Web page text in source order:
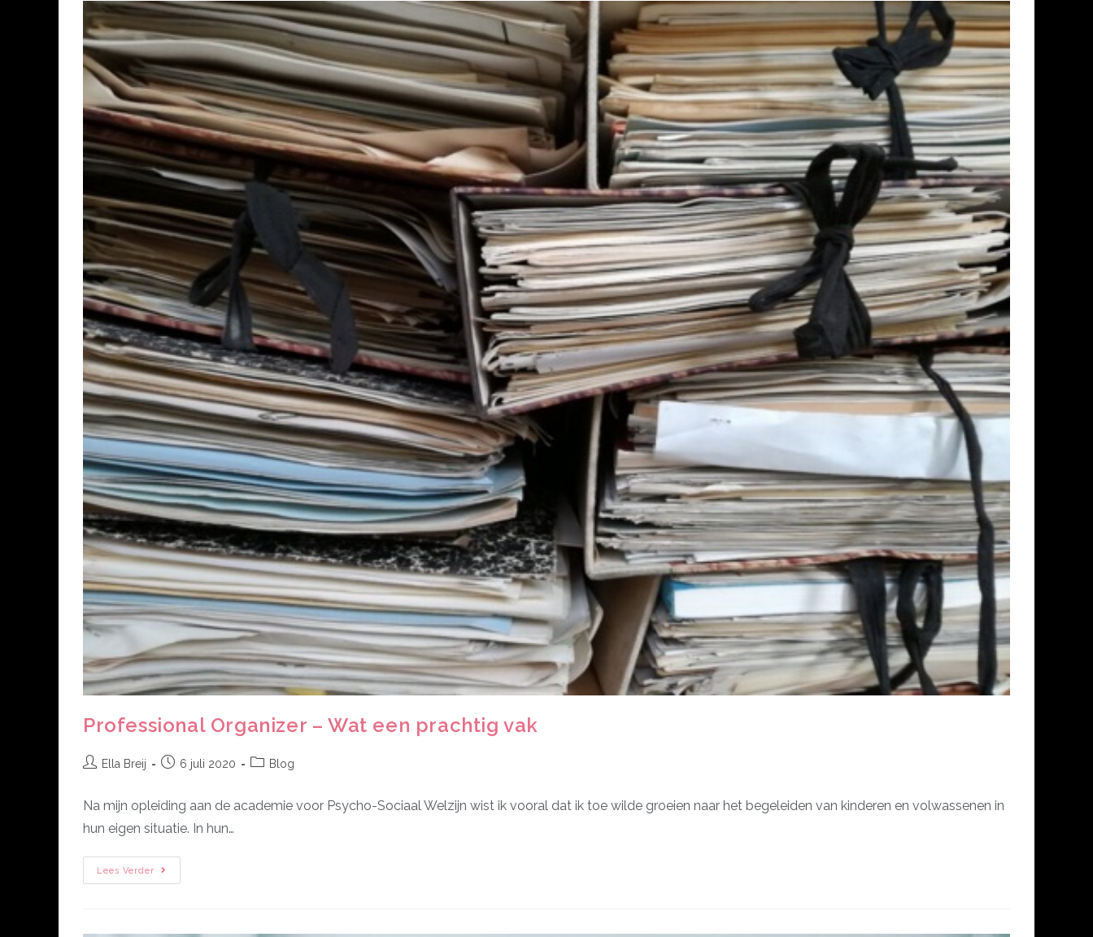
Professional Organizer – Wat een prachtig vak
Ella Breij 6 juli 2020 Blog
Na mijn opleiding aan de academie voor Psycho-Sociaal Welzijn wist ik vooral dat ik toe wilde groeien naar het begeleiden van kinderen en volwassenen in
hun eigen situatie. In hun…
Lees Verder